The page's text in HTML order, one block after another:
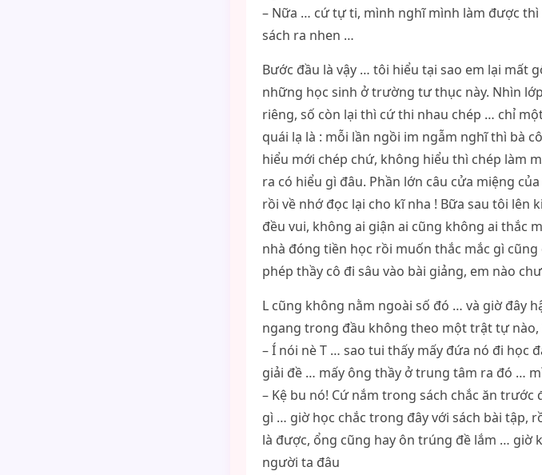
– Nữa … cứ tự ti, mình nghĩ mình làm được
sách ra nhen …
Bước đầu là vậy … tôi hiểu tại sao em lại mất
những học sinh ở trường tư thục này. Nhìn
riêng, số còn lại thì cứ thi nhau chép … chỉ
quái lạ là : mỗi lần ngồi im ngẫm nghĩ thì bà
hiểu mới chép chứ, không hiểu thì chép làm
ra có hiểu gì đâu. Phần lớn câu cửa miệng
rồi về nhớ đọc lại cho kĩ nha ! Bữa sau tôi lên
đều vui, không ai giận ai cũng không ai thắc
nhà đóng tiền học rồi muốn thắc mắc gì
phép thầy cô đi sâu vào bài giảng, em nào
L cũng không nằm ngoài số đó … và giờ đây
ngang trong đầu không theo một trật tự
– Í nói nè T … sao tui thấy mấy đứa nó đi học
giải đề … mấy ông thầy ở trung tâm ra đó …
– Kệ bu nó! Cứ nắm trong sách chắc ăn
gì … giờ học chắc trong đây với sách bài tập,
là được, ổng cũng hay ôn trúng đề lắm … giờ
người ta đâu